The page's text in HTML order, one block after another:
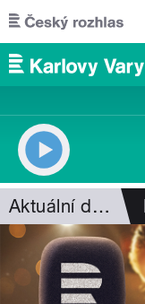
Přejít k hlavnímu
Aktuální dění